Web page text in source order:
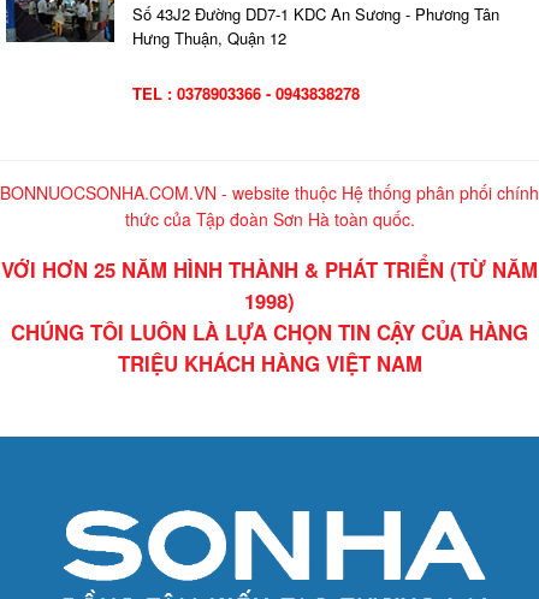
Số 43J2 Đường DD7-1 KDC An Sương - Phương Tân
Hưng Thuận, Quận 12
TEL : 0378903366 - 0943838278
BONNUOCSONHA.COM.VN - website thuộc Hệ thống phân phối chính
thức của Tập đoàn Sơn Hà toàn quốc.
VỚI HƠN 25 NĂM HÌNH THÀNH & PHÁT TRIỂN (TỪ NĂM
1998)
CHÚNG TÔI LUÔN LÀ LỰA CHỌN TIN CẬY CỦA HÀNG
TRIỆU KHÁCH HÀNG VIỆT NAM